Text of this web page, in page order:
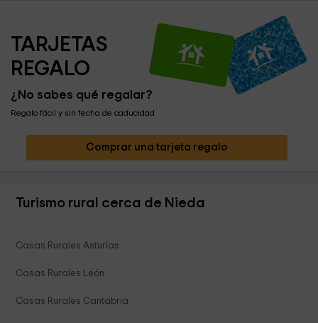
TARJETAS
REGALO
¿No sabes qué regalar?
Regalo fácil y sin fecha de caducidad
Comprar una tarjeta regalo
Turismo rural cerca de Nieda
Casas Rurales Asturias
Casas Rurales León
Casas Rurales Cantabria